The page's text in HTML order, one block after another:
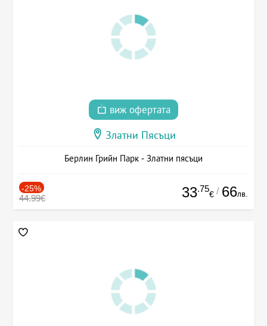
виж офертата
Златни Пясъци
Берлин Грийн Парк - Златни пясъци
-25%
44.99€ 33.75
€ / 66лв.